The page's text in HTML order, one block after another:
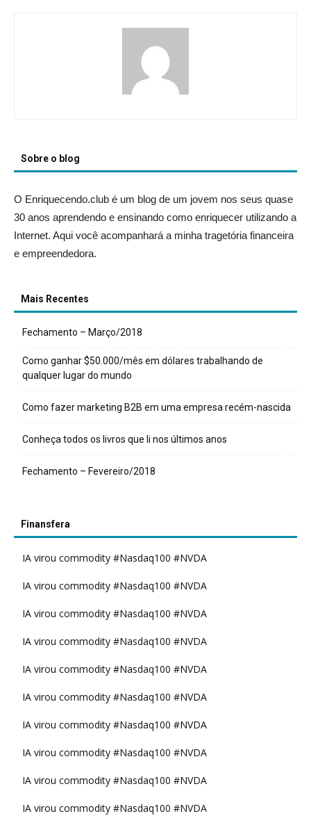
Sobre o blog
O Enriquecendo.club é um blog de um jovem nos seus quase
30 anos aprendendo e ensinando como enriquecer utilizando a
Internet. Aqui você acompanhará a minha tragetória financeira
e empreendedora.
Mais Recentes
Fechamento – Março/2018
Como ganhar $50.000/mês em dólares trabalhando de
qualquer lugar do mundo
Como fazer marketing B2B em uma empresa recém-nascida
Conheça todos os livros que li nos últimos anos
Fechamento – Fevereiro/2018
Finansfera
IA virou commodity #Nasdaq100 #NVDA
IA virou commodity #Nasdaq100 #NVDA
IA virou commodity #Nasdaq100 #NVDA
IA virou commodity #Nasdaq100 #NVDA
IA virou commodity #Nasdaq100 #NVDA
IA virou commodity #Nasdaq100 #NVDA
IA virou commodity #Nasdaq100 #NVDA
IA virou commodity #Nasdaq100 #NVDA
IA virou commodity #Nasdaq100 #NVDA
IA virou commodity #Nasdaq100 #NVDA